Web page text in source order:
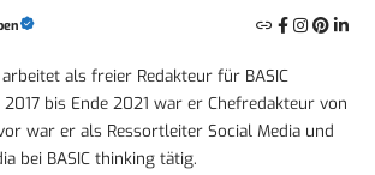
als freier Redakteur für BASIC
bis Ende 2021 war er Chefredakteur von
war er als Ressortleiter Social Media und
bei BASIC thinking tätig.